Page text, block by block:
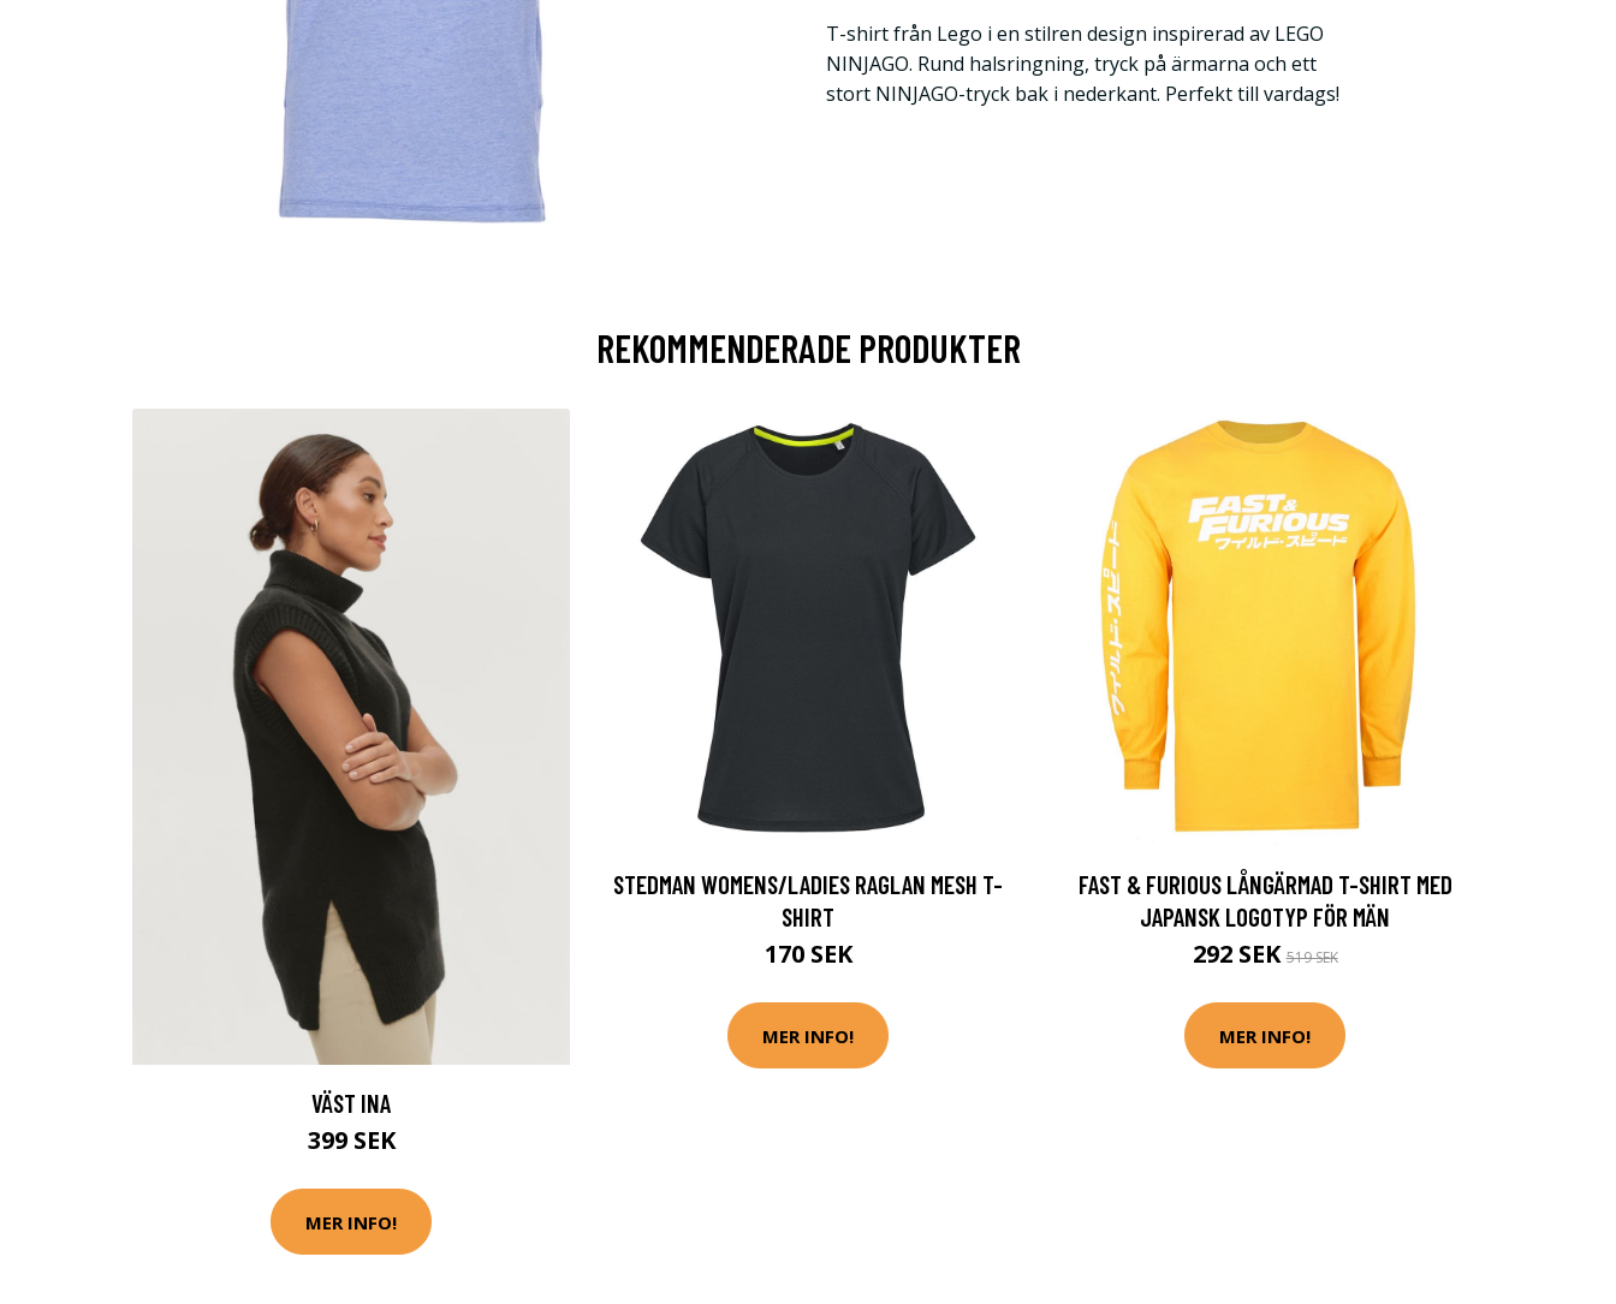
T-shirt från Lego i en stilren design inspirerad av LEGO
NINJAGO. Rund halsringning, tryck på ärmarna och ett
stort NINJAGO-tryck bak i nederkant. Perfekt till vardags!
REKOMMENDERADE PRODUKTER
VÄST INA
399 SEK
MER INFO!
STEDMAN WOMENS/LADIES RAGLAN MESH T-
SHIRT
170 SEK
MER INFO!
FAST & FURIOUS LÅNGÄRMAD T-SHIRT MED
JAPANSK LOGOTYP FÖR MÄN
292 SEK519 SEK
MER INFO!